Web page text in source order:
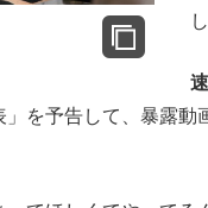
を予告して、暴露